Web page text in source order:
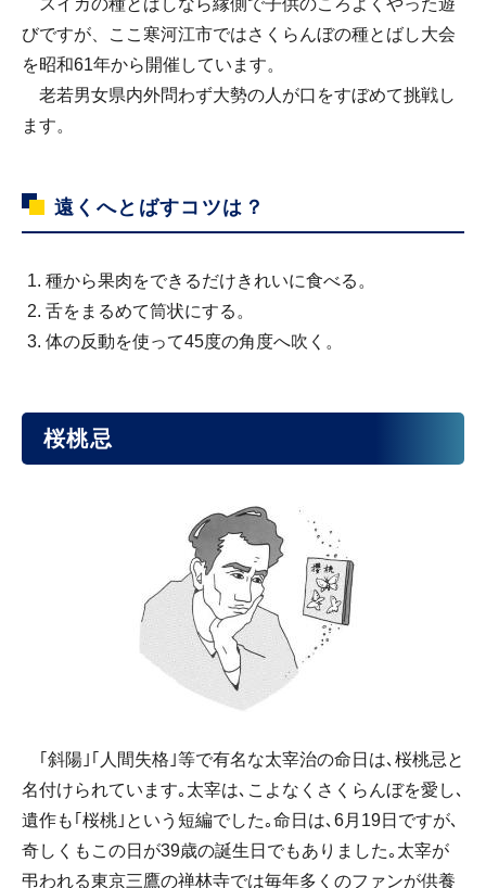
スイカの種とばしなら縁側で子供のころよくやった遊
びですが、ここ寒河江市ではさくらんぼの種とばし大会
を昭和61年から開催しています。
老若男女県内外問わず大勢の人が口をすぼめて挑戦し
ます。
遠くへとばすコツは？
種から果肉をできるだけきれいに食べる。
舌をまるめて筒状にする。
体の反動を使って45度の角度へ吹く。
桜桃忌
｢斜陽｣｢人間失格｣等で有名な太宰治の命日は､桜桃忌と
名付けられています｡太宰は､こよなくさくらんぼを愛し､
遺作も｢桜桃｣という短編でした｡命日は､6月19日ですが､
奇しくもこの日が39歳の誕生日でもありました｡太宰が
弔われる東京三鷹の禅林寺では毎年多くのファンが供養